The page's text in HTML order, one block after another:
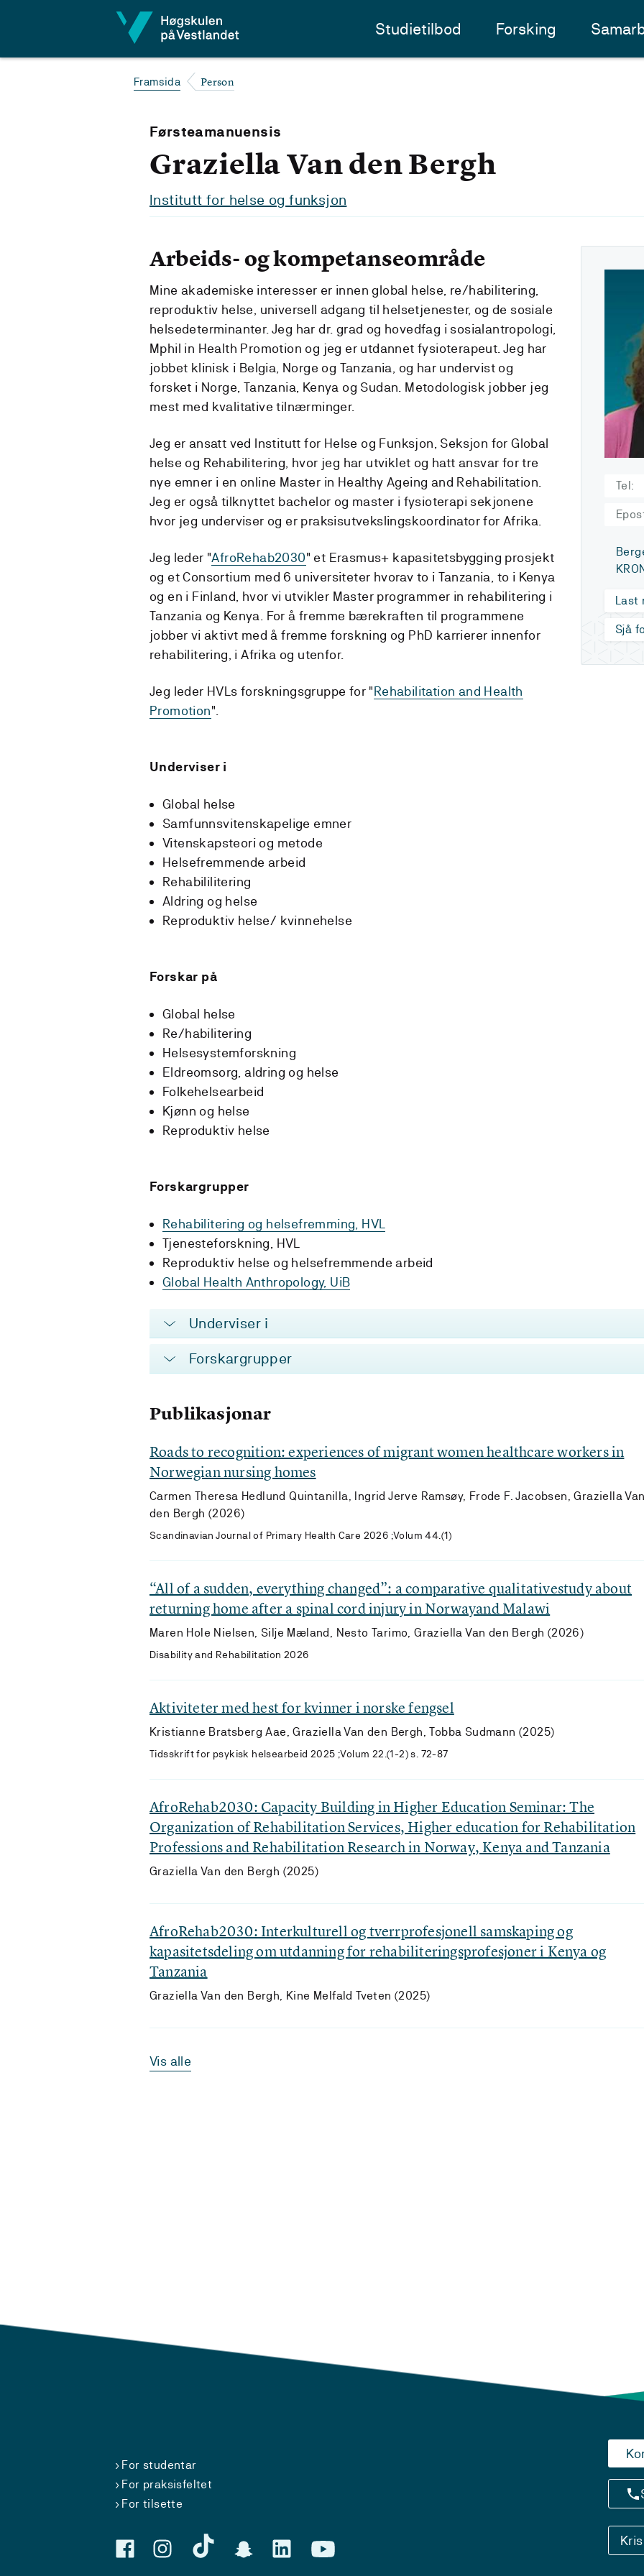
Studietilbod Forsking
Framsida Person
Førsteamanuensis
Graziella Van den Bergh
Institutt for helse og funksjon
Tel:
Last
Sjå
Arbeids- og kompetanseområde
Mine akademiske interesser er innen global helse, re/habilitering,
reproduktiv helse, universell adgang til helsetjenester, og de sosiale
helsedeterminanter. Jeg har dr. grad og hovedfag i sosialantropologi,
Mphil in Health Promotion og jeg er utdannet fysioterapeut. Jeg har
jobbet klinisk i Belgia, Norge og Tanzania, og har undervist og
forsket i Norge, Tanzania, Kenya og Sudan. Metodologisk jobber jeg
mest med kvalitative tilnærminger.
Jeg er ansatt ved Institutt for Helse og Funksjon, Seksjon for Global
helse og Rehabilitering, hvor jeg har utviklet og hatt ansvar for tre
nye emner i en online Master in Healthy Ageing and Rehabilitation.
Jeg er også tilknyttet bachelor og master i fysioterapi sekjonene
hvor jeg underviser og er praksisutvekslingskoordinator for Afrika.
Jeg leder "AfroRehab2030" et Erasmus+ kapasitetsbygging prosjekt
og et Consortium med 6 universiteter hvorav to i Tanzania, to i Kenya
og en i Finland, hvor vi utvikler Master programmer in rehabilitering i
Tanzania og Kenya. For å fremme bærekraften til programmene
jobber vi aktivt med å fremme forskning og PhD karrierer innenfor
rehabilitering, i Afrika og utenfor.
Jeg leder HVLs forskningsgruppe for "Rehabilitation and Health
Promotion".
Underviser i
Global helse
Samfunnsvitenskapelige emner
Vitenskapsteori og metode
Helsefremmende arbeid
Rehabililitering
Aldring og helse
Reproduktiv helse/ kvinnehelse
Forskar på
Global helse
Re/habilitering
Helsesystemforskning
Eldreomsorg, aldring og helse
Folkehelsearbeid
Kjønn og helse
Reproduktiv helse
Forskargrupper
Rehabilitering og helsefremming, HVL
Tjenesteforskning, HVL
Reproduktiv helse og helsefremmende arbeid
Global Health Anthropology, UiB
Underviser i
Forskargrupper
Publikasjonar
Roads to recognition: experiences of migrant women healthcare workers in
Norwegian nursing homes
Carmen Theresa Hedlund Quintanilla, Ingrid Jerve Ramsøy, Frode F. Jacobsen, Graziella
den Bergh (2026)
Scandinavian Journal of Primary Health Care 2026 ;Volum 44.(1)
“All of a sudden, everything changed”: a comparative qualitativestudy about
returning home after a spinal cord injury in Norwayand Malawi
Maren Hole Nielsen, Silje Mæland, Nesto Tarimo, Graziella Van den Bergh (2026)
Disability and Rehabilitation 2026
Aktiviteter med hest for kvinner i norske fengsel
Kristianne Bratsberg Aae, Graziella Van den Bergh, Tobba Sudmann (2025)
Tidsskrift for psykisk helsearbeid 2025 ;Volum 22.(1-2) s. 72-87
AfroRehab2030: Capacity Building in Higher Education Seminar: The
Organization of Rehabilitation Services, Higher education for Rehabilitation
Professions and Rehabilitation Research in Norway, Kenya and Tanzania
Graziella Van den Bergh (2025)
AfroRehab2030: Interkulturell og tverrprofesjonell samskaping og
kapasitetsdeling om utdanning for rehabiliteringsprofesjoner i Kenya og
Tanzania
Graziella Van den Bergh, Kine Melfald Tveten (2025)
Vis alle
For studentar
For praksisfeltet
For tilsette